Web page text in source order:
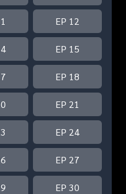
EP 12
EP 15
EP 18
EP 21
EP 24
EP 27
EP 30